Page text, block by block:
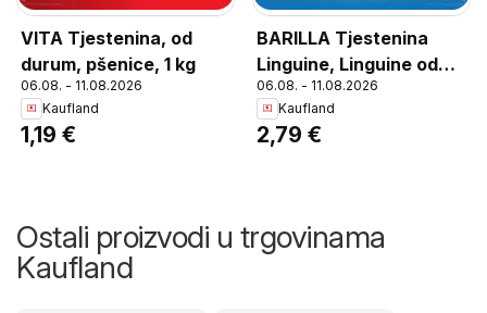
VITA Tjestenina, od
durum, pšenice, 1 kg
06.08. - 11.08.2026
Kaufland
1,19 €
BARILLA Tjestenina
Linguine, Linguine od
durum pšenice 500 g
06.08. - 11.08.2026
Kaufland
2,79 €
Ostali proizvodi u trgovinama
Kaufland